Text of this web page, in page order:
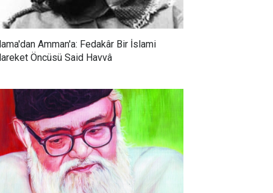
Amman'a: Fedakâr Bir İslami
Öncüsü Said Havvâ